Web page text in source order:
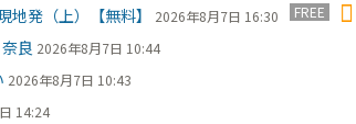
発（上）【無料】 2026年8月7日 16:30 FREE
良 2026年8月7日 10:44
2026年8月7日 10:43
14:24